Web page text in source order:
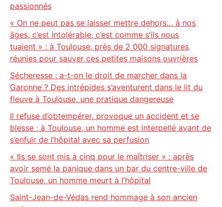
passionnés
« On ne peut pas se laisser mettre dehors… à nos
âges, c’est intolérable, c’est comme s’ils nous
tuaient » : à Toulouse, près de 2 000 signatures
réunies pour sauver ces petites maisons ouvrières
Sécheresse : a-t-on le droit de marcher dans la
Garonne ? Des intrépides s’aventurent dans le lit du
fleuve à Toulouse, une pratique dangereuse
Il refuse d’obtempérer, provoque un accident et se
blesse : à Toulouse, un homme est interpellé avant de
s’enfuir de l’hôpital avec sa perfusion
« Ils se sont mis à cinq pour le maîtriser » : après
avoir semé la panique dans un bar du centre-ville de
Toulouse, un homme meurt à l’hôpital
Saint-Jean-de-Védas rend hommage à son ancien